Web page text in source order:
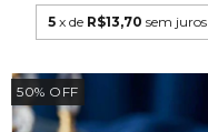
5 x de R$13,70 sem juros
50% OFF